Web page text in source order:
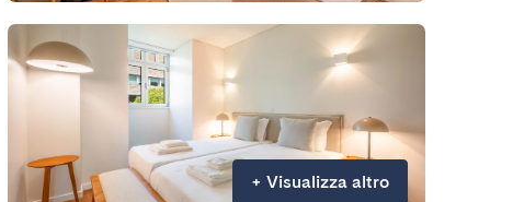
+ Visualizza altro